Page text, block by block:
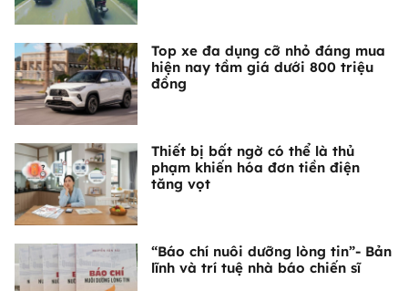
Top xe đa dụng cỡ nhỏ đáng mua
hiện nay tầm giá dưới 800 triệu
đồng
Thiết bị bất ngờ có thể là thủ
phạm khiến hóa đơn tiền điện
tăng vọt
“Báo chí nuôi dưỡng lòng tin”- Bản
lĩnh và trí tuệ nhà báo chiến sĩ